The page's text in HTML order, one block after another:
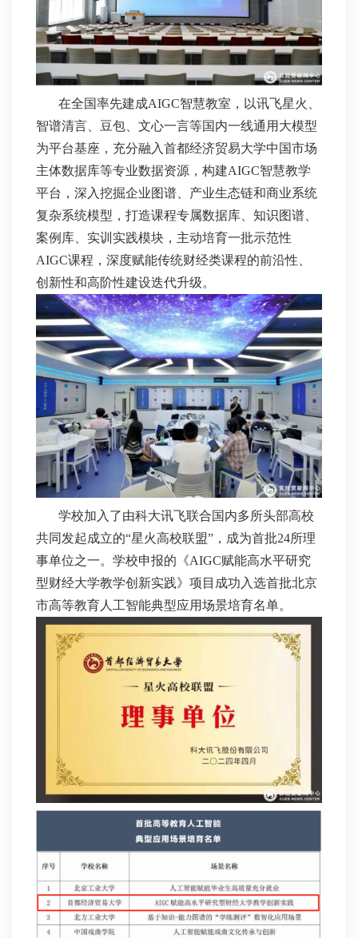
在全国率先建成AIGC智慧教室，以讯飞星火、
智谱清言、豆包、文心一言等国内一线通用大模型
为平台基座，充分融入首都经济贸易大学中国市场
主体数据库等专业数据资源，构建AIGC智慧教学
平台，深入挖掘企业图谱、产业生态链和商业系统
复杂系统模型，打造课程专属数据库、知识图谱、
案例库、实训实践模块，主动培育一批示范性
AIGC课程，深度赋能传统财经类课程的前沿性、
创新性和高阶性建设迭代升级。
学校加入了由科大讯飞联合国内多所头部高校
共同发起成立的“星火高校联盟”，成为首批24所理
事单位之一。学校申报的《AIGC赋能高水平研究
型财经大学教学创新实践》项目成功入选首批北京
市高等教育人工智能典型应用场景培育名单。